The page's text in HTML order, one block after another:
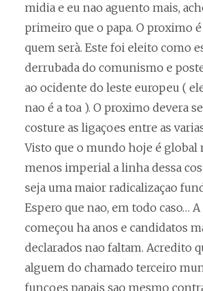
midia e eu nao aguento mais,
primeiro que o papa. O proximo
quem serà. Este foi eleito como
derrubada do comunismo e
ao ocidente do leste europeu (
nao é a toa ). O proximo devera
costure as ligaçoes entre as
Visto que o mundo hoje é global
menos imperial a linha dessa
seja uma maior radicalizaçao
Espero que nao, em todo caso… A
começou ha anos e candidatos
declarados nao faltam. Acredito
alguem do chamado terceiro
funçoes papais sao mesmo